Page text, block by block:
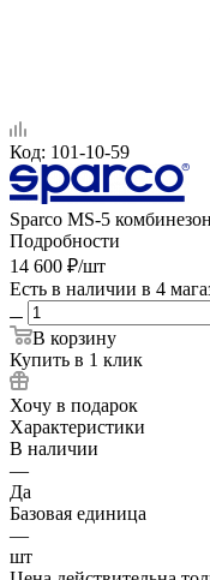
Код: 101-10-59
Sparco MS-5
Подробности
14 600 ₽/шт
Есть в наличии в 4
В корзину
Купить в 1 клик
Хочу в подарок
Характеристики
В наличии
—
Да
Базовая единица
—
шт